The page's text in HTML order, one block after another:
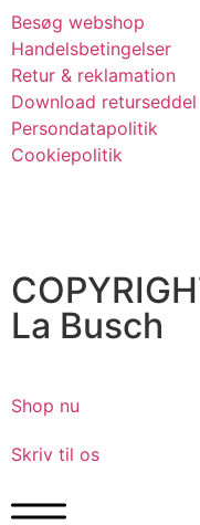
Besøg webshop
Handelsbetingelser
Retur & reklamation
Download returseddel
Persondatapolitik
Cookiepolitik
La Busch
Shop nu
Skriv til os